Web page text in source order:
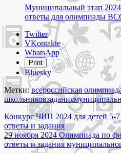
Муниципальный этап
ответы для олимпиады
Share
the
post
ноября
2024
Олимпиада
по
физике
9,
10,
11
класс
Twitter
VKontakte
WhatsApp
Print
Bluesky
Метки:всероссийская
школьниковзадания
Навигация
по
записям
Конкурс ЧИП 2024 для детей 5-
ответы и задания
29 ноября 2024 Олимпиада по
ответы и задания